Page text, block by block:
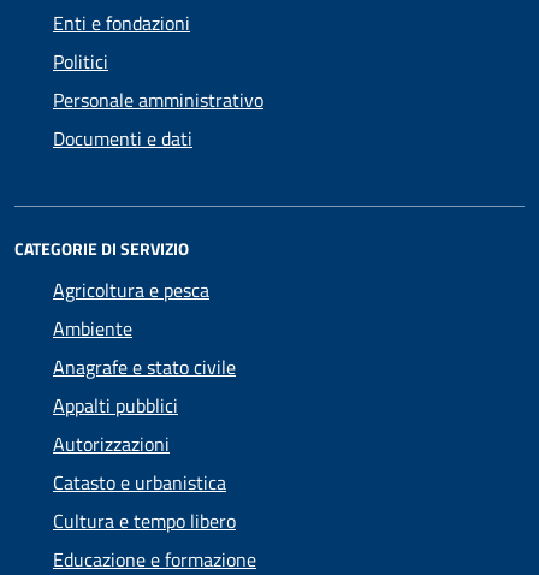
Enti e fondazioni
Politici
Personale amministrativo
Documenti e dati
CATEGORIE DI SERVIZIO
Agricoltura e pesca
Ambiente
Anagrafe e stato civile
Appalti pubblici
Autorizzazioni
Catasto e urbanistica
Cultura e tempo libero
Educazione e formazione